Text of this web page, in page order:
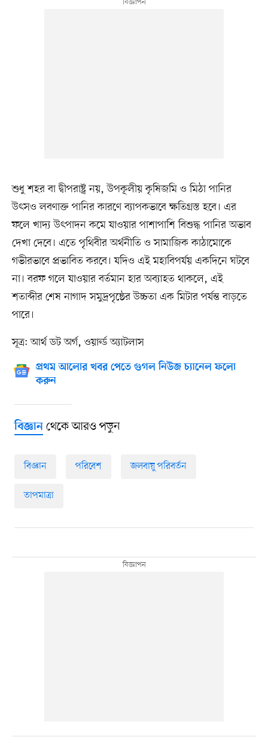
শুধু শহর বা দ্বীপরাষ্ট্র নয়, উপকূলীয় কৃষিজমি ও মিঠা পানির
উৎসও লবণাক্ত পানির কারণে ব্যাপকভাবে ক্ষতিগ্রস্ত হবে। এর
ফলে খাদ্য উৎপাদন কমে যাওয়ার পাশাপাশি বিশুদ্ধ পানির অভাব
দেখা দেবে। এতে পৃথিবীর অর্থনীতি ও সামাজিক কাঠামোকে
গভীরভাবে প্রভাবিত করবে। যদিও এই মহাবিপর্যয় একদিনে ঘটবে
না। বরফ গলে যাওয়ার বর্তমান হার অব্যাহত থাকলে, এই
শতাব্দীর শেষ নাগাদ সমুদ্রপৃষ্ঠের উচ্চতা এক মিটার পর্যন্ত বাড়তে
পারে।
সূত্র: আর্থ ডট অর্গ, ওয়ার্ল্ড অ্যাটলাস
প্রথম আলোর খবর পেতে গুগল নিউজ চ্যানেল ফলো
করুন
বিজ্ঞানথেকে আরও পড়ুন
বিজ্ঞান পরিবেশ জলবায়ু পরিবর্তন
তাপমাত্রা